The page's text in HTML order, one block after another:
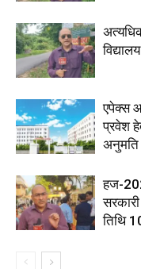
एपेक्स
प्रवेश
अनुमति
हज-
तिथि